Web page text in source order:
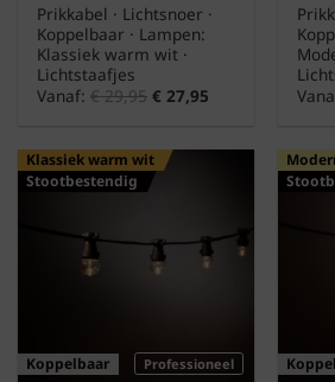
Prikkabel · Lichtsnoer ·
Koppelbaar · Lampen:
Klassiek warm wit ·
Lichtstaafjes
Vanaf:€29,95 € 27,95
Professioneel
Klassiek warm wit
Stootbestendig
Koppelbaar